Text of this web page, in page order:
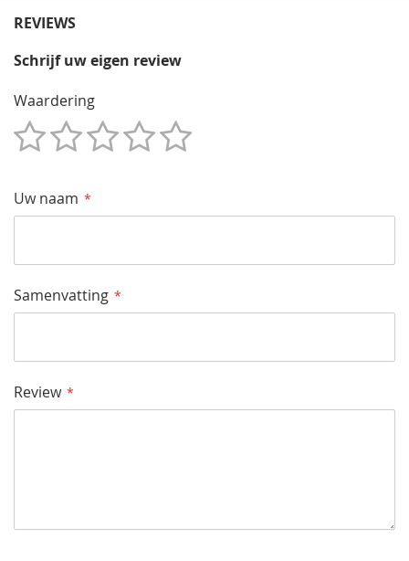
REVIEWS
Schrijf uw eigen review
Waardering
Uw naam
Samenvatting
Review